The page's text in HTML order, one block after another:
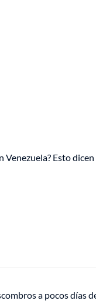
Venezuela? Esto
a pocos días